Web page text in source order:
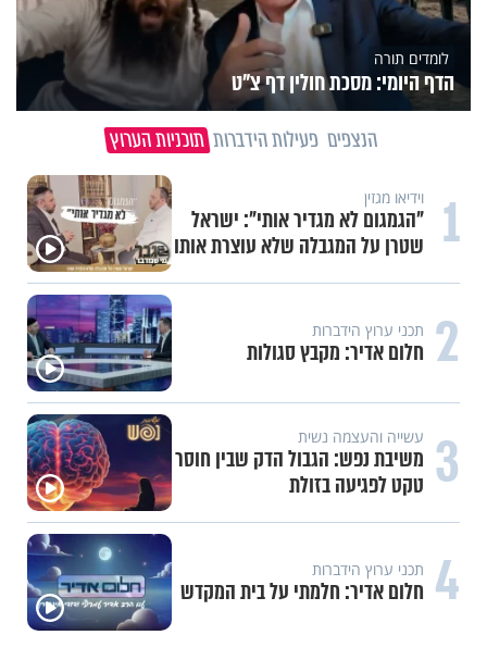
לומדים תורה
הדף היומי: מסכת חולין דף צ"ט
הנצפים פעילות הידברות תוכניות הערוץ
1 וידיאו מגזין
"הגמגום לא מגדיר אותי": ישראל
שטרן על המגבלה שלא עוצרת אותו
2 תכני ערוץ הידברות
חלום אדיר: מקבץ סגולות
3 עשייה והעצמה נשית
משיבת נפש: הגבול הדק שבין חוסר
טקט לפגיעה בזולת
4 תכני ערוץ הידברות
חלום אדיר: חלמתי על בית המקדש